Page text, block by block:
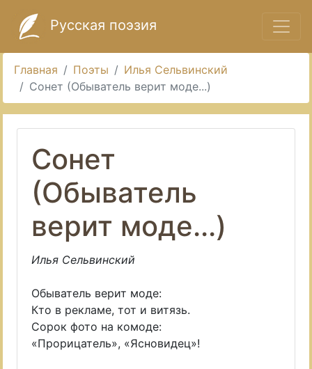
Русская поэзия
Главная Поэты
Илья Сельвинский
Сонет (Обыватель верит моде...)
Сонет
(Обыватель
верит моде...)
Илья Сельвинский
Обыватель верит моде:
Кто в рекламе, тот и витязь.
Сорок фото на комоде:
«Прорицатель», «Ясновидец»!